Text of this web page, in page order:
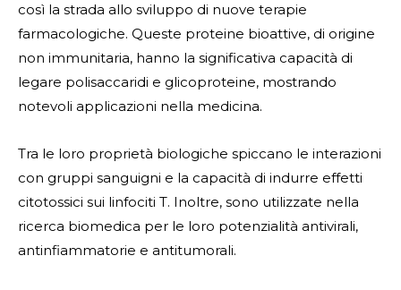
così la strada allo sviluppo di nuove terapie
farmacologiche. Queste proteine bioattive, di origine
non immunitaria, hanno la significativa capacità di
legare polisaccaridi e glicoproteine, mostrando
notevoli applicazioni nella medicina.
Tra le loro proprietà biologiche spiccano le interazioni
con gruppi sanguigni e la capacità di indurre effetti
citotossici sui linfociti T. Inoltre, sono utilizzate nella
ricerca biomedica per le loro potenzialità antivirali,
antinfiammatorie e antitumorali.